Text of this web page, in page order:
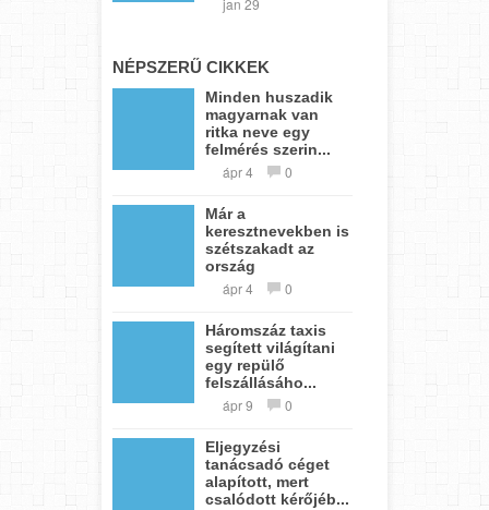
NÉPSZERŰ CIKKEK
Minden huszadik
magyarnak van
ritka neve egy
felmérés szerin...
ápr 4 0
Már a
keresztnevekben is
szétszakadt az
ország
ápr 4 0
Háromszáz taxis
segített világítani
egy repülő
felszállásáho...
ápr 9 0
Eljegyzési
tanácsadó céget
alapított, mert
csalódott kérőjéb...